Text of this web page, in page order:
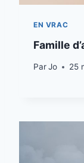
EN VRAC
Famille
ParJo 25